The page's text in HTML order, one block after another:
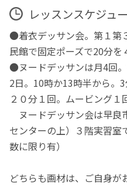
レッスンスケジュ
●着衣デッサン会。第１第
民館で固定ポーズで20分を
●ヌードデッサンは月4回
2日。10時か13時半から。
２０分１回。ムービング１
ヌードデッサン会は早良
センターの上）３階実習室
数に限り有）
どちらも画材は、ご自身